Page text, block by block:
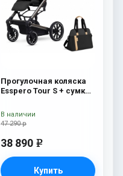
Прогулочная коляска
Esspero Tour S + сумка
47 290 р
38 890 e
Купить
В наличии